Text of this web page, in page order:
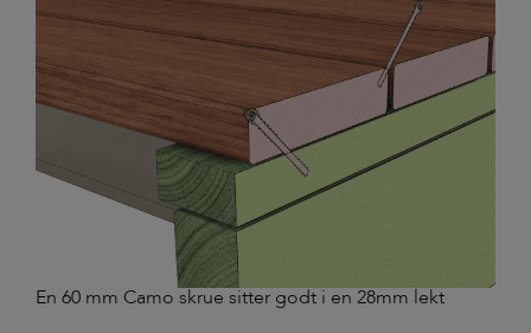
En 60 mm Camo skrue sitter godt i en 28mm lekt